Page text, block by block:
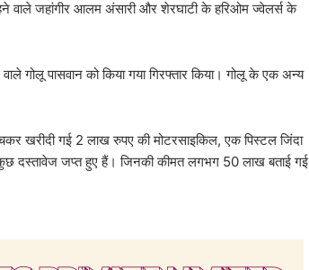
वाले जहांगीर आलम अंसारी और शेरघाटी के हरिओम ज्वेलर्स के
गोलू पासवान को किया गया गिरफ्तार किया। गोलू के एक अन्य
खरीदी गई 2 लाख रुपए की मोटरसाइकिल, एक पिस्टल जिंदा
दस्तावेज जप्त हुए हैं। जिनकी कीमत लगभग 50 लाख बताई गई